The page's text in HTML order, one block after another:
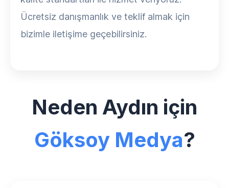
Ücretsiz danışmanlık ve teklif almak için
bizimle iletişime geçebilirsiniz.
Neden Aydın için
Göksoy Medya?